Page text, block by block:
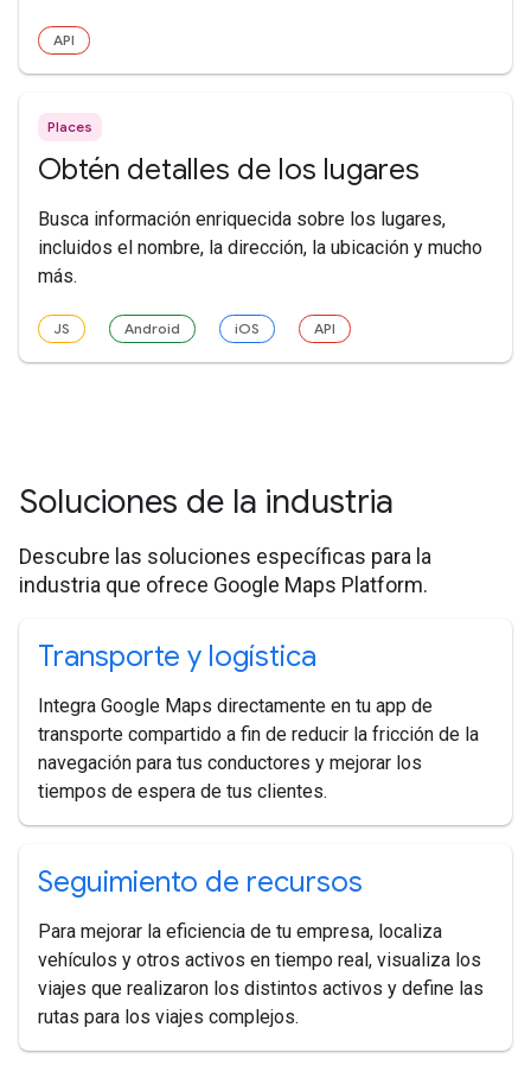
API
Places
Obtén detalles de los lugares
Busca información enriquecida sobre los lugares,
incluidos el nombre, la dirección, la ubicación y mucho
más.
JS Android iOS API
Soluciones de la industria
Descubre las soluciones específicas para la
industria que ofrece Google Maps Platform.
Transporte y logística
Integra Google Maps directamente en tu app de
transporte compartido a fin de reducir la fricción de la
navegación para tus conductores y mejorar los
tiempos de espera de tus clientes.
Seguimiento de recursos
Para mejorar la eficiencia de tu empresa, localiza
vehículos y otros activos en tiempo real, visualiza los
viajes que realizaron los distintos activos y define las
rutas para los viajes complejos.